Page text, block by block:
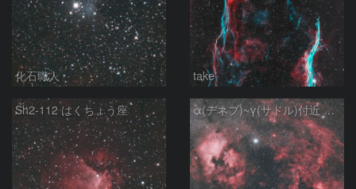
化石職人 take
Sh2-112 はくちょう座 α(デネブ)~γ(サドル)付近 NGC7000 北アメリカ星雲 IC5067~5070 ペリカン星雲 はくちょう座